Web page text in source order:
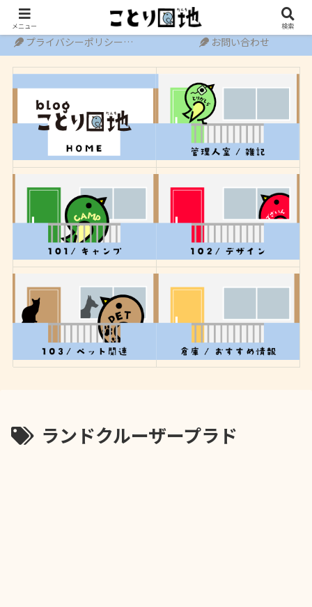
プライバシーポリシー・免責事項
お問い合わせ
ランドクルーザープラド
メニュー 検索